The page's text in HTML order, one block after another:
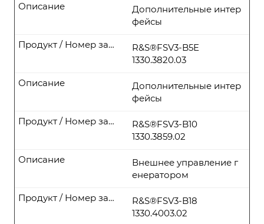
Дополнительные интер
фейсы
Описание
R&S®FSV3-B5E
1330.3820.03
Продукт / Номер заказа
Дополнительные интер
фейсы
Описание
R&S®FSV3-B10
1330.3859.02
Продукт / Номер заказа
Внешнее управление г
енератором
Описание
R&S®FSV3-B18
1330.4003.02
Продукт / Номер заказа